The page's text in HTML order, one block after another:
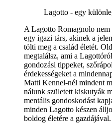
Lagotto - egy
A Lagotto Romagnolo
egy igazi társ, akinek a
tölti meg a család életét.
megtalálsz, ami a
gondozási tippeket,
érdekességeket a
Matti Kennel-nél mindent
nálunk született kiskutyák
mentális gondoskodást
minden Lagotto készen
boldog életére a gazdájával.